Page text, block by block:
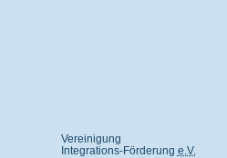
Vereinigung
Integrations-Förderung e.V.